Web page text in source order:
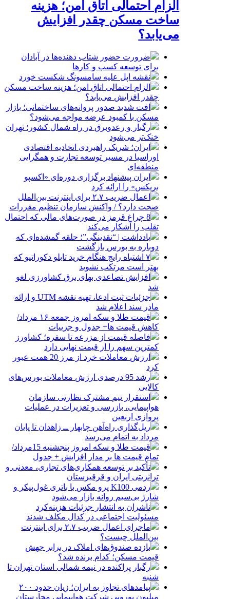
الزام احتمالی اتاق امن؛ هزینه
ساخت مسکن چقدر افزایش
می‌یابد؟
ضرورت حضور شتاب ‌دهنده‌ها در آبادان
برای توسعه کسب‌ و کارها
نقشه اپل علیه سامسونگ شکست خورد
الزام احتمالی اتاق امن؛ هزینه ساخت مسکن
چقدر افزایش می‌یابد؟
افت شدید صدور پروانه‌های ساختمانی؛ بازار
مسکن با کمبود عرضه مواجه می‌شود؟
رگبار و رعدوبرق در راه شمال کشور؛ تهران
خنک‌تر می‌شود
ایران؛ شریک راهبردی اتحادیه اقتصادی
اوراسیا در مسیر توسعه تجارت و همگرایی
منطقه‌ای
ایران پیشنهاد برگزاری دوره‌ای «اکسپو
بریکس» را ارائه کرد
اعمال ضریب ۲.۷ برای اینترنت بین‌الملل
صحت دارد؟ / واکنش سازمان تنظیم مقررات
8 چراغ قرمز در صورت‌های مالی که احتمال
تقلب را آشکار می‌کند
یادداشت | “نقدینگی”؛ حلقه گمشده‌ای که
دوباره به بورس بازگشت
۷ اشتباه رایج هنگام خرید تابلو دکوراتیو که
بهتر است مرتکب نشوید
افزایش تصاعدی بهای برق کشاورزی لغو
شد
جزئیات ثبت ادعا، تهیه نقشه UTM و ارائه
مادر سند اعلام شد
قیمت طلا و سکه امروز جمعه ۱۶ مرداد/
کاهش قیمت ها+ جدول و جزییات
فاصله قیمت از مزرعه تا سفره؛ کشاورز
کمترین سهم را از قیمت نهایی دارد
ارزش معاملات خرد از مرز 20 همت عبور
کرد
رشد 95 درصدی ارزش معاملات بورس‌های
کالایی
استقرار تیم مشترک نظارتی سازمان
هواپیمایی، بازرسی و تعزیرات در عملیات
پروازی اربعین
ریل‌گذاری راه‌آهن چابهار ــ زاهدان تا پایان
مرداد به اتمام می‌رسد
قیمت طلا و سکه امروز پنجشنبه 15مرداد/
تمام قیمت ها بر مدار افزایش + جدول
تأکید بر توسعه همکاری‌های تجاری، معدنی و
ترانزیتی ایران و قرقیزستان
ردمی K100 پرو مکس با باتری غول‌پیکر و
شارژ بی‌سیم روانه بازار می‌شود
ناشران به انتشار جزئیات هزینه‌کرد
مسئولیت اجتماعی در کدال مکلف شدند
ماجرای اعمال ضریب ۲.۷ برای اینترنت
بین‌الملل چیست؟
بازده صندوق‌های املاک در برابر جهش
قیمت مسکن؛ کدام برنده شد؟
رگبار پراکنده در نیمه شمالی استان تهران تا
شنبه
پیامدهای تجاوز به ایران؛ زیان حدود ۲۰۰
میلیون یورویی شرکت هواپیمایی مجارستان